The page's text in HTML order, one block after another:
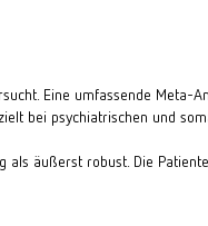
Eine umfassende Meta-
bei psychiatrischen und
äußerst robust. Die